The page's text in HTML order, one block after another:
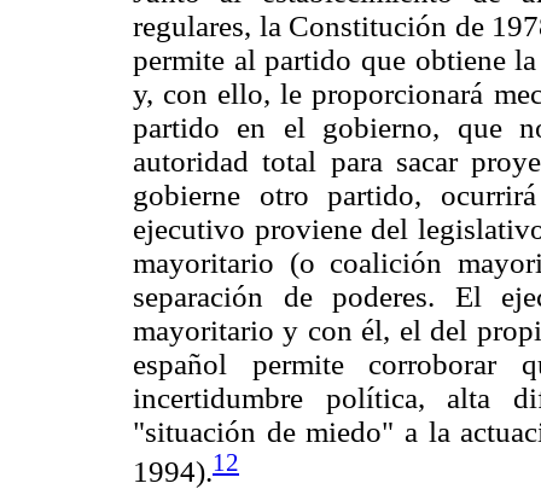
regulares, la Constitución de
permite al partido que obtiene
y, con ello, le proporcionará
partido en el gobierno, que
autoridad total para sacar
gobierne otro partido,
ejecutivo proviene del
mayoritario (o coalición
separación de poderes. El
mayoritario y con él, el del
español permite corroborar
incertidumbre política, alta
"situación de miedo" a la
1994).12